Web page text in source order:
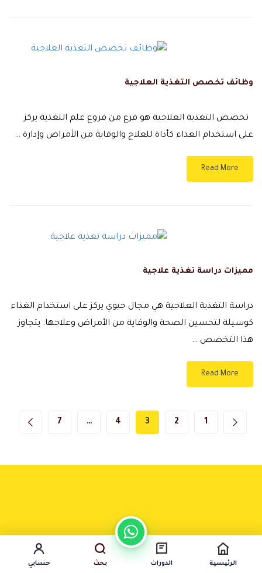
وظائف تخصص التغذية العلاجية
تخصص التغذية العلاجية هو فرع من فروع علم التغذية يركز
على استخدام الغذاء كأداة للعلاج والوقاية من الأمراض وإدارة …
Read More
مميزات دراسة تغذية علاجية
دراسة التغذية العلاجية هي مجال حيوي يركز على استخدام الغذاء
كوسيلة لتحسين الصحة والوقاية من الأمراض وعلاجها. يتجاوز
هذا التخصص …
Read More
1
2
3
4
…
7
الرئيسية الدورات بحث حسابي